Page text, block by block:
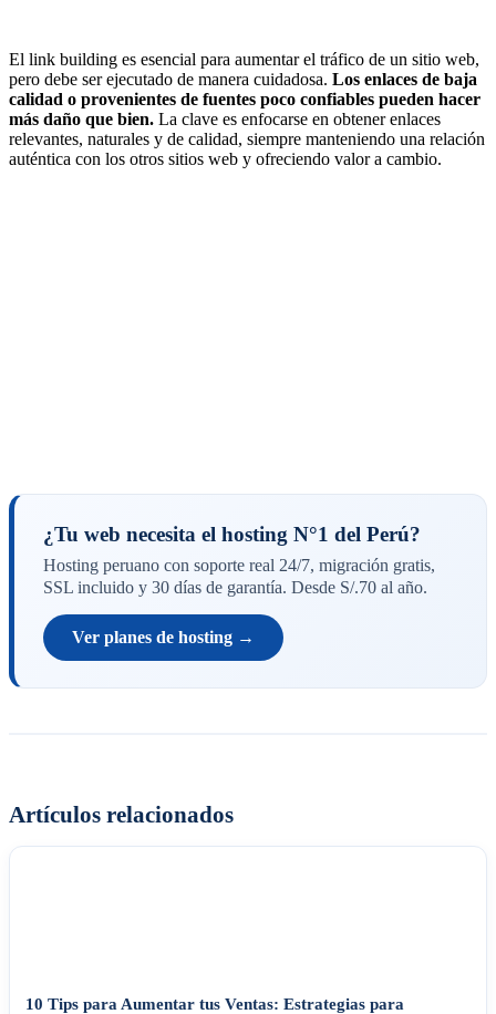
El link building es esencial para aumentar el tráfico de un sitio web,
pero debe ser ejecutado de manera cuidadosa. Los enlaces de baja
calidad o provenientes de fuentes poco confiables pueden hacer
más daño que bien. La clave es enfocarse en obtener enlaces
relevantes, naturales y de calidad, siempre manteniendo una relación
auténtica con los otros sitios web y ofreciendo valor a cambio.
¿Tu web necesita el hosting N°1 del Perú?
Hosting peruano con soporte real 24/7, migración gratis,
SSL incluido y 30 días de garantía. Desde S/.70 al año.
Ver planes de hosting →
Artículos relacionados
10 Tips para Aumentar tus Ventas: Estrategias para